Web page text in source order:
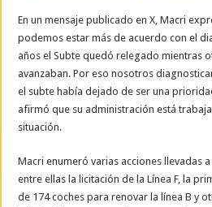
En un mensaje publicado en X, Macri
podemos estar más de acuerdo con el
años el Subte quedó relegado mientras
avanzaban. Por eso nosotros
el subte había dejado de ser una
afirmó que su administración está
situación.
Macri enumeró varias acciones llevadas
entre ellas la licitación de la Línea F, la
de 174 coches para renovar la línea B y